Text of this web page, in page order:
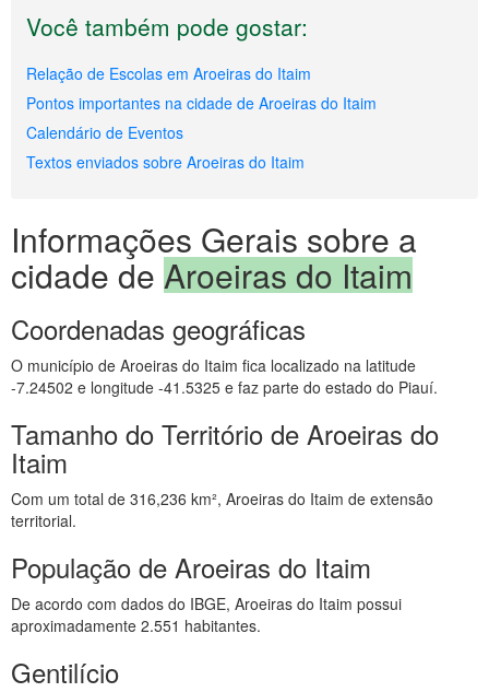
Você também pode gostar:
Relação de Escolas em Aroeiras do Itaim
Pontos importantes na cidade de Aroeiras do Itaim
Calendário de Eventos
Textos enviados sobre Aroeiras do Itaim
Informações Gerais sobre a
cidade de Aroeiras do Itaim
Coordenadas geográficas
O município de Aroeiras do Itaim fica localizado na latitude
-7.24502 e longitude -41.5325 e faz parte do estado do Piauí.
Tamanho do Território de Aroeiras do
Itaim
Com um total de 316,236 km², Aroeiras do Itaim de extensão
territorial.
População de Aroeiras do Itaim
De acordo com dados do IBGE, Aroeiras do Itaim possui
aproximadamente 2.551 habitantes.
Gentilício